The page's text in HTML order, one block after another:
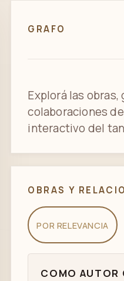
GRAFO
Explorá las
colaboraciones
interactivo del
OBRAS Y
POR RELEVANCIA
COMO AUTOR